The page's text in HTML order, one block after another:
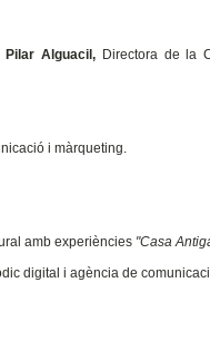
Alguacil, Directora de la
i màrqueting.
amb experiències"Casa
digital i agència de